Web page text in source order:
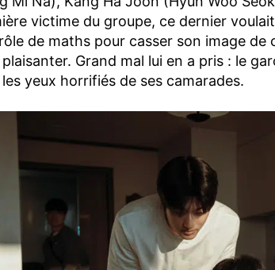
victime du groupe, ce dernier
de maths pour casser son image
Grand mal lui en a pris : le
les yeux horrifiés de ses camarades.